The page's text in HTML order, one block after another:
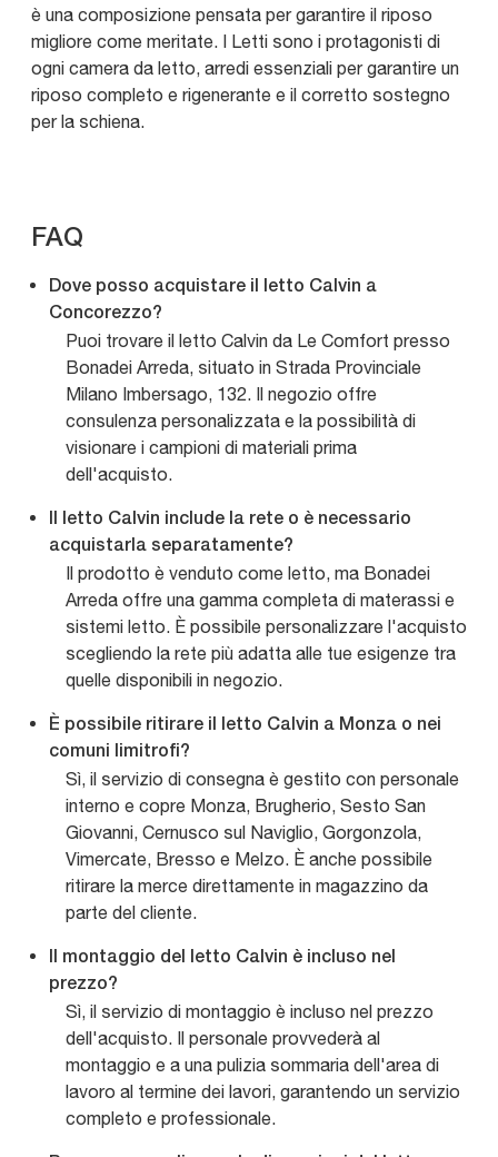
è una composizione pensata per garantire il riposo
migliore come meritate. I Letti sono i protagonisti di
ogni camera da letto, arredi essenziali per garantire un
riposo completo e rigenerante e il corretto sostegno
per la schiena.
FAQ
Dove posso acquistare il letto Calvin a
Concorezzo?
Puoi trovare il letto Calvin da Le Comfort presso
Bonadei Arreda, situato in Strada Provinciale
Milano Imbersago, 132. Il negozio offre
consulenza personalizzata e la possibilità di
visionare i campioni di materiali prima
dell'acquisto.
Il letto Calvin include la rete o è necessario
acquistarla separatamente?
Il prodotto è venduto come letto, ma Bonadei
Arreda offre una gamma completa di materassi e
sistemi letto. È possibile personalizzare l'acquisto
scegliendo la rete più adatta alle tue esigenze tra
quelle disponibili in negozio.
È possibile ritirare il letto Calvin a Monza o nei
comuni limitrofi?
Sì, il servizio di consegna è gestito con personale
interno e copre Monza, Brugherio, Sesto San
Giovanni, Cernusco sul Naviglio, Gorgonzola,
Vimercate, Bresso e Melzo. È anche possibile
ritirare la merce direttamente in magazzino da
parte del cliente.
Il montaggio del letto Calvin è incluso nel
prezzo?
Sì, il servizio di montaggio è incluso nel prezzo
dell'acquisto. Il personale provvederà al
montaggio e a una pulizia sommaria dell'area di
lavoro al termine dei lavori, garantendo un servizio
completo e professionale.